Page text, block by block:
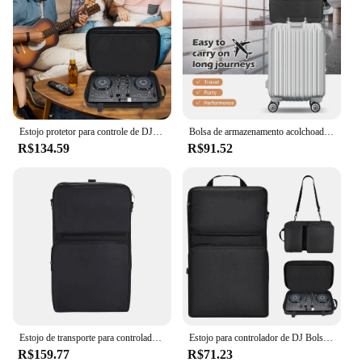
Estojo protetor para controle de DJ, bolsa de armazenamento portátil, estojo de transporte para Pioneer DDJ-200/DDJ-WeGO4 para Hercules Inpulse 200/200 MK2
R$134.59
Bolsa de armazenamento acolchoada para controle de DJ EVA, resistente a arranhões, toca-discos, capa protetora para Numark Party Mix II/Pioneer DJ DDJ-200
R$91.52
Estojo de transporte para controlador de DJ portátil, bolsa de armazenamento resistente a arranhões para Pioneer DDJ 400 DDJ FLX4 Roland DJ 202 e mais
R$159.77
Estojo para controlador de DJ Bolsa de transporte para viagem para Pioneer DDJ-200/DDJ-WeGO4 para Hercules Inpulse 200/200 MK2 para AlphaTheta DDJ-FLX2
R$71.23